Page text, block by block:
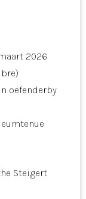
2026
oefenderby
Steigert